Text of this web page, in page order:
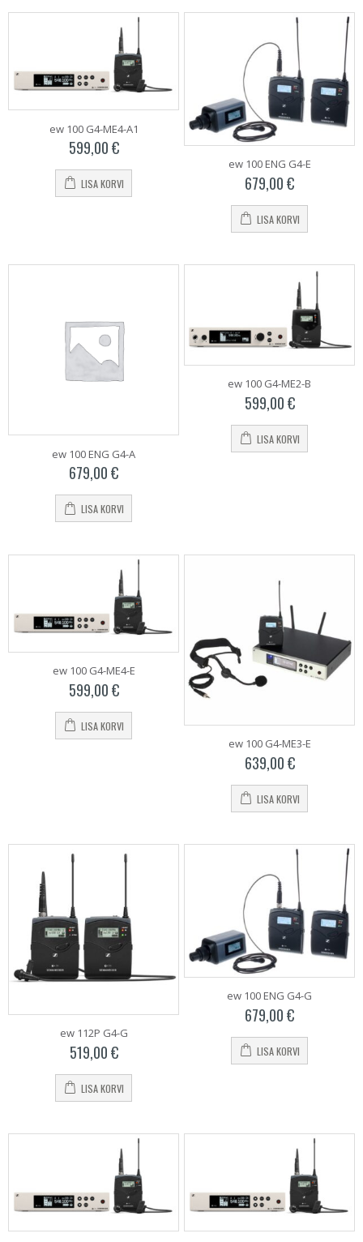
ew 100 G4-ME4-A1
599,00€
LISA KORVI
ew 100 ENG G4-E
679,00€
LISA KORVI
ew 100 ENG G4-A
679,00€
LISA KORVI
ew 100 G4-ME2-B
599,00€
LISA KORVI
ew 100 G4-ME4-E
599,00€
LISA KORVI
ew 100 G4-ME3-E
639,00€
LISA KORVI
ew 112P G4-G
519,00€
LISA KORVI
ew 100 ENG G4-G
679,00€
LISA KORVI
TOOTED